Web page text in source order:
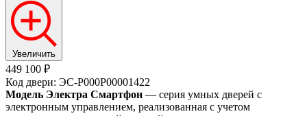
Увеличить
449 100 ₽
Код двери: ЭС-P000P00001422
Модель Электра Смартфон — серия умных дверей с
электронным управлением, реализованная с учетом